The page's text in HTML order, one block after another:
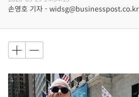
손영호 기자 - widsg@businesspost.co.kr